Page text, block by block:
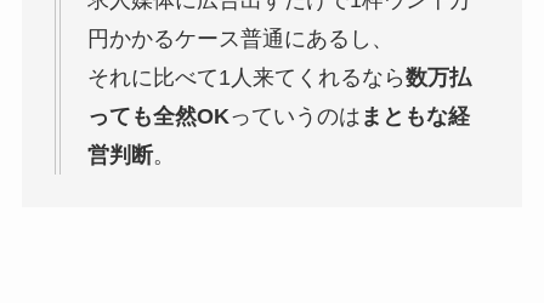
円かかるケース普通にあるし、
それに比べて1人来てくれるなら数万払
っても全然OKっていうのは まともな経
営判断。